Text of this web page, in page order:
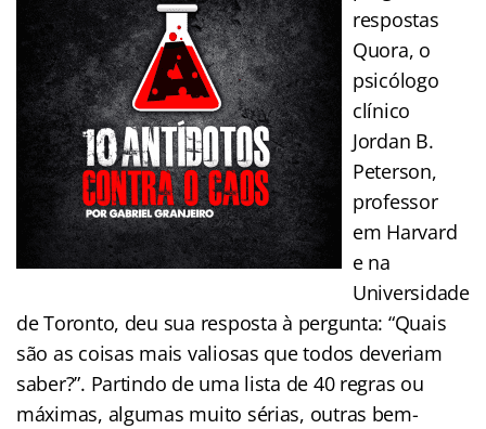
respostas
Quora, o
psicólogo
clínico
Jordan B.
Peterson,
professor
em Harvard
e na
Universidade
de Toronto, deu sua resposta à pergunta: “Quais
são as coisas mais valiosas que todos deveriam
saber?”. Partindo de uma lista de 40 regras ou
máximas, algumas muito sérias, outras bem-